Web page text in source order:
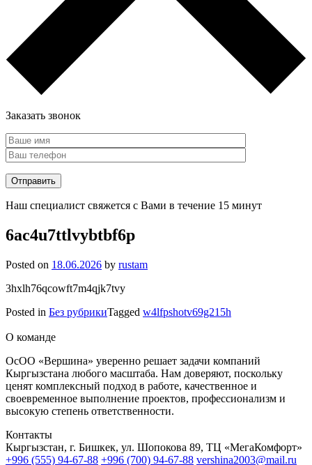
Заказать звонок
Наш специалист свяжется с Вами в течение 15 минут
6ac4u7ttlvybtbf6p
Posted on 18.06.2026 by rustam
3hxlh76qcowft7m4qjk7tvy
Posted in Без рубрикиTagged w4lfpshotv69g215h
О команде
ОсОО «Вершина» уверенно решает задачи компаний
Кыргызстана любого масштаба. Нам доверяют, поскольку
ценят комплексный подход в работе, качественное и
своевременное выполнение проектов, профессионализм и
высокую степень ответственности.
Контакты
Кыргызстан, г. Бишкек, ул. Шопокова 89, ТЦ «МегаКомфорт»
+996 (555) 94-67-88 +996 (700) 94-67-88 vershina2003@mail.ru